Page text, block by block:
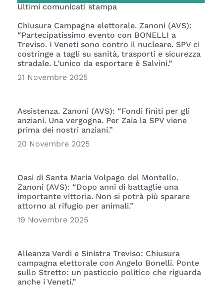
Ultimi comunicati stampa
Chiusura Campagna elettorale. Zanoni (AVS):
“Partecipatissimo evento con BONELLI a
Treviso. I Veneti sono contro il nucleare. SPV ci
costringe a tagli su sanità, trasporti e sicurezza
stradale. L’unico da esportare è Salvini.”
21 Novembre 2025
Assistenza. Zanoni (AVS): “Fondi finiti per gli
anziani. Una vergogna. Per Zaia la SPV viene
prima dei nostri anziani.”
20 Novembre 2025
Oasi di Santa Maria Volpago del Montello.
Zanoni (AVS): “Dopo anni di battaglie una
importante vittoria. Non si potrà più sparare
attorno al rifugio per animali.”
19 Novembre 2025
Alleanza Verdi e Sinistra Treviso: Chiusura
campagna elettorale con Angelo Bonelli. Ponte
sullo Stretto: un pasticcio politico che riguarda
anche i Veneti.”